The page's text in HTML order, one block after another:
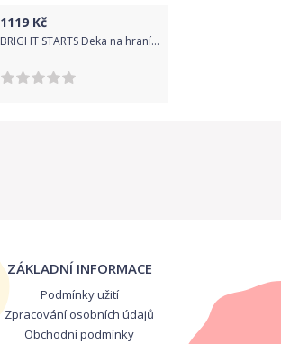
1119Kč
BRIGHT STARTS Deka na hraní Pal Around Jungle™, 0m+
ZÁKLADNÍ INFORMACE
Podmínky užití
Zpracování osobních údajů
Obchodní podmínky